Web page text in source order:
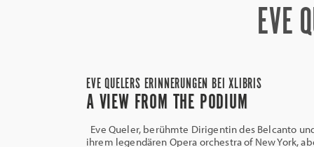
EVE
EVE QUELERS ERINNERUNGEN BEI XLIBRIS
A VIEW FROM THE PODIUM
Eve Queler, berühmte Dirigentin des Belcanto
ihrem legendären Opera orchestra of New York,